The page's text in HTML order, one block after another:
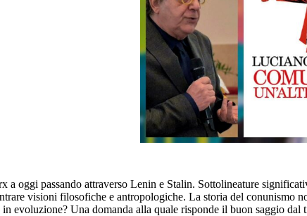
oggi passando attraverso Lenin e Stalin. Sottolineature
visioni filosofiche e antropologiche. La storia del
evoluzione? Una domanda alla quale risponde il buon saggio